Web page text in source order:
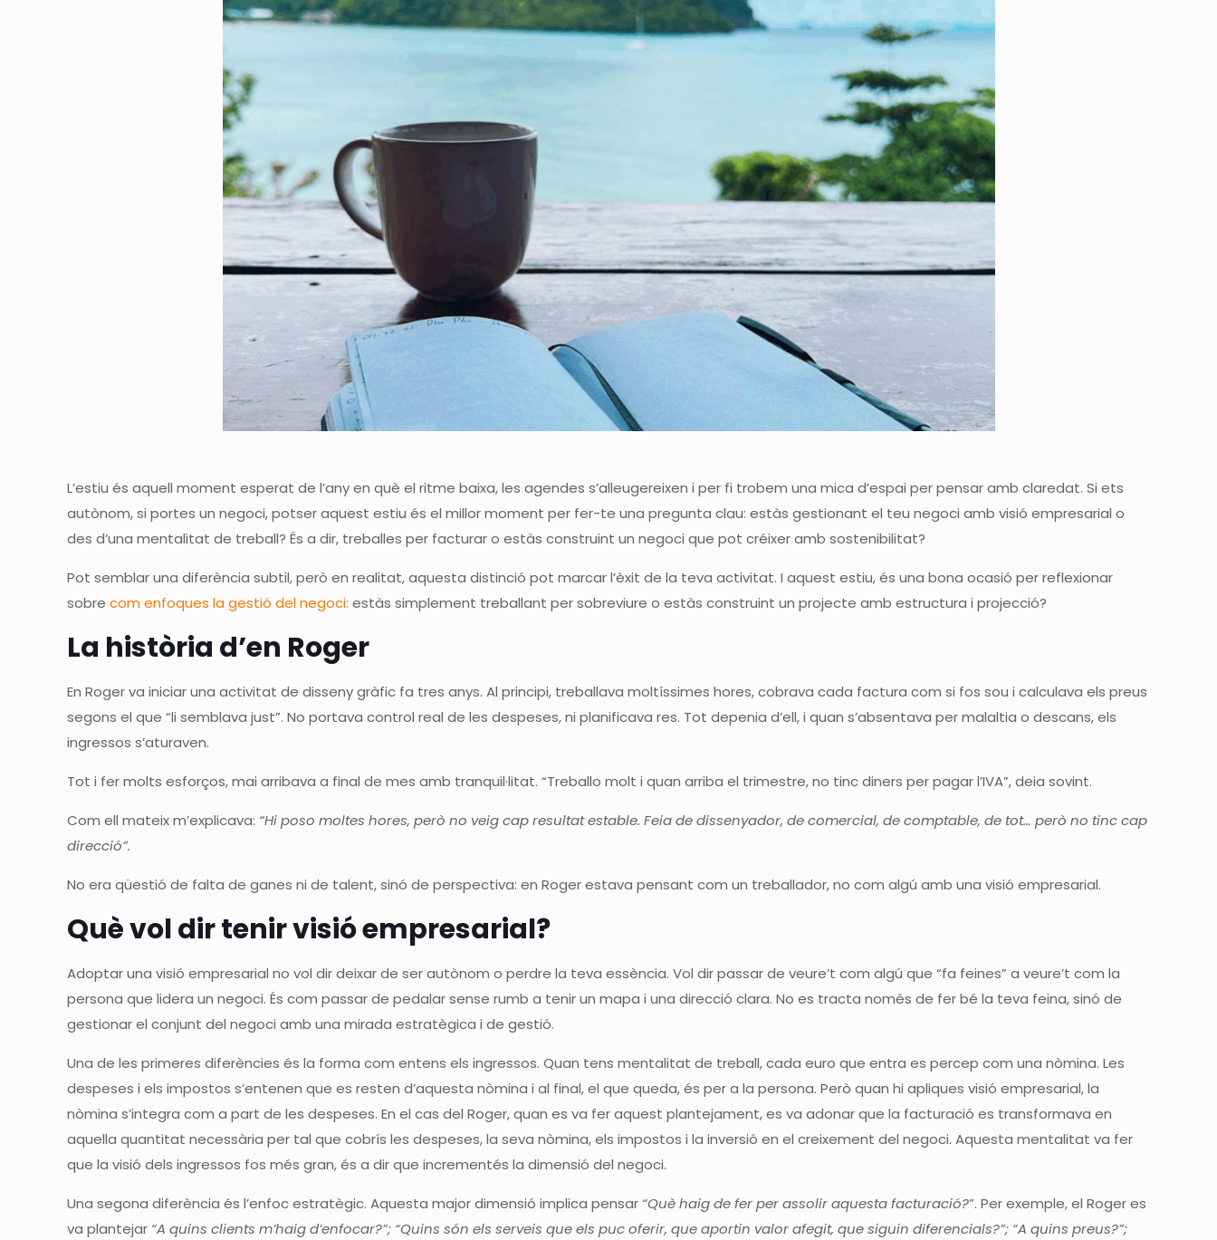
L’estiu és aquell moment esperat de l’any en què el ritme baixa, les agendes s’alleugereixen i per fi trobem una mica d’espai per pensar amb claredat. Si ets
autònom, si portes un negoci, potser aquest estiu és el millor moment per fer-te una pregunta clau: estàs gestionant el teu negoci amb visió empresarial o
des d’una mentalitat de treball? És a dir, treballes per facturar o estàs construint un negoci que pot créixer amb sostenibilitat?
Pot semblar una diferència subtil, però en realitat, aquesta distinció pot marcar l’èxit de la teva activitat. I aquest estiu, és una bona ocasió per reflexionar
sobrecom enfoques la gestió del negoci: estàs simplement treballant per sobreviure o estàs construint un projecte amb estructura i projecció?
La història d’en Roger
En Roger va iniciar una activitat de disseny gràfic fa tres anys. Al principi, treballava moltíssimes hores, cobrava cada factura com si fos sou i calculava els preus
segons el que “li semblava just”. No portava control real de les despeses, ni planificava res. Tot depenia d’ell, i quan s’absentava per malaltia o descans, els
ingressos s’aturaven.
Tot i fer molts esforços, mai arribava a final de mes amb tranquil·litat. “Treballo molt i quan arriba el trimestre, no tinc diners per pagar l’IVA”, deia sovint.
Com ell mateix m’explicava: “Hi poso moltes hores, però no veig cap resultat estable. Feia de dissenyador, de comercial, de comptable, de tot… però no tinc cap
direcció”.
No era qüestió de falta de ganes ni de talent, sinó de perspectiva: en Roger estava pensant com un treballador, no com algú amb una visió empresarial.
Què vol dir tenir visió empresarial?
Adoptar una visió empresarial no vol dir deixar de ser autònom o perdre la teva essència. Vol dir passar de veure’t com algú que “fa feines” a veure’t com la
persona que lidera un negoci. És com passar de pedalar sense rumb a tenir un mapa i una direcció clara. No es tracta només de fer bé la teva feina, sinó de
gestionar el conjunt del negoci amb una mirada estratègica i de gestió.
Una de les primeres diferències és la forma com entens els ingressos. Quan tens mentalitat de treball, cada euro que entra es percep com una nòmina. Les
despeses i els impostos s’entenen que es resten d’aquesta nòmina i al final, el que queda, és per a la persona. Però quan hi apliques visió empresarial, la
nòmina s’integra com a part de les despeses. En el cas del Roger, quan es va fer aquest plantejament, es va adonar que la facturació es transformava en
aquella quantitat necessària per tal que cobrís les despeses, la seva nòmina, els impostos i la inversió en el creixement del negoci. Aquesta mentalitat va fer
que la visió dels ingressos fos més gran, és a dir que incrementés la dimensió del negoci.
Una segona diferència és l’enfoc estratègic. Aquesta major dimensió implica pensar “Què haig de fer per assolir aquesta facturació?”. Per exemple, el Roger es
va plantejar “A quins clients m’haig d’enfocar?”; “Quins són els serveis que els puc oferir, que aportin valor afegit, que siguin diferencials?”; “A quins preus?”;